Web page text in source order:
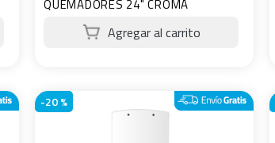
QUEMADORES 24" CROMA
-20 %